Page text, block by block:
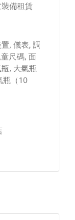
備租賃
, 儀表, 調
尺碼, 面
, 大氣瓶
瓶（10